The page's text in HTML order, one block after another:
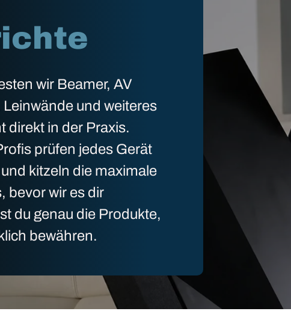
wir Beamer, AV
Leinwände und weiteres
direkt in der Praxis.
prüfen jedes Gerät
kitzeln die maximale
bevor wir es dir
du genau die Produkte,
bewähren.